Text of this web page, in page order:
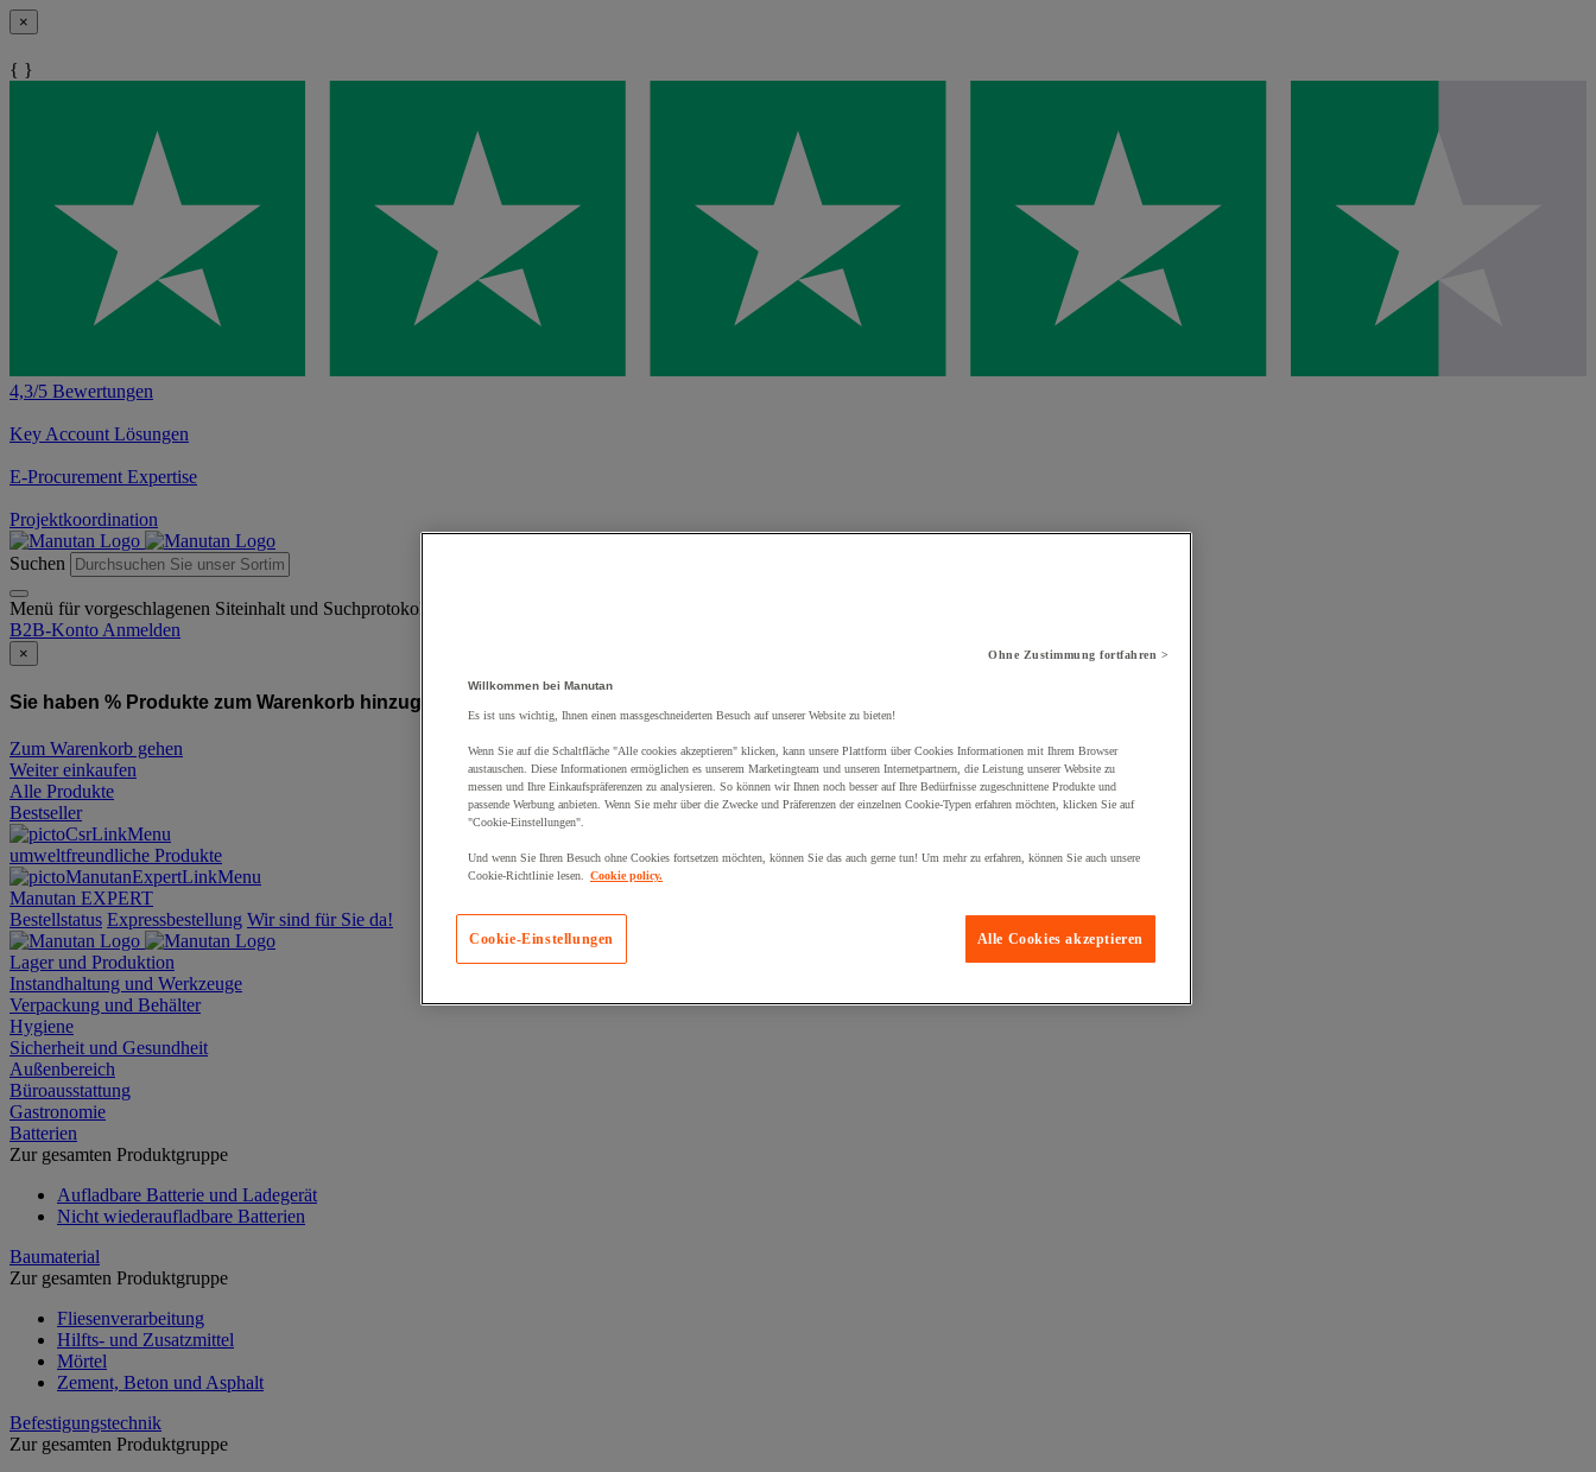
×
{ }
4,3/5 Bewertungen
Key Account Lösungen
E-Procurement Expertise
Projektkoordination
Suchen
Menü für vorgeschlagenen Siteinhalt und Suchprotokoll
B2B-Konto Anmelden
×
Sie haben % Produkte zum Warenkorb hinzugefügt:
Zum Warenkorb gehen
Weiter einkaufen
Alle Produkte
Bestseller
umweltfreundliche Produkte
Manutan EXPERT
Bestellstatus Expressbestellung Wir sind für Sie da!
Lager und Produktion
Instandhaltung und Werkzeuge
Verpackung und Behälter
Hygiene
Sicherheit und Gesundheit
Außenbereich
Büroausstattung
Gastronomie
Batterien
Zur gesamten Produktgruppe
Aufladbare Batterie und Ladegerät
Nicht wiederaufladbare Batterien
Baumaterial
Zur gesamten Produktgruppe
Fliesenverarbeitung
Hilfts- und Zusatzmittel
Mörtel
Zement, Beton und Asphalt
Befestigungstechnik
Zur gesamten Produktgruppe
Ohne Zustimmung fortfahren >
Willkommen bei Manutan
Es ist uns wichtig, Ihnen einen massgeschneiderten Besuch auf unserer Website zu bieten!
Wenn Sie auf die Schaltfläche "Alle cookies akzeptieren" klicken, kann unsere Plattform über Cookies Informationen mit Ihrem Browser
austauschen. Diese Informationen ermöglichen es unserem Marketingteam und unseren Internetpartnern, die Leistung unserer Website zu
messen und Ihre Einkaufspräferenzen zu analysieren. So können wir Ihnen noch besser auf Ihre Bedürfnisse zugeschnittene Produkte und
passende Werbung anbieten. Wenn Sie mehr über die Zwecke und Präferenzen der einzelnen Cookie-Typen erfahren möchten, klicken Sie auf
"Cookie-Einstellungen".
Und wenn Sie Ihren Besuch ohne Cookies fortsetzen möchten, können Sie das auch gerne tun! Um mehr zu erfahren, können Sie auch unsere
Cookie-Richtlinie lesen.
Cookie policy.
Alle Cookies akzeptieren
Cookie-Einstellungen